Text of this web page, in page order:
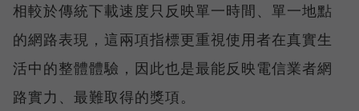
相較於傳統下載速度只反映單一時間、單一地點
的網路表現，這兩項指標更重視使用者在真實生
活中的整體體驗，因此也是最能反映電信業者網
路實力、最難取得的獎項。